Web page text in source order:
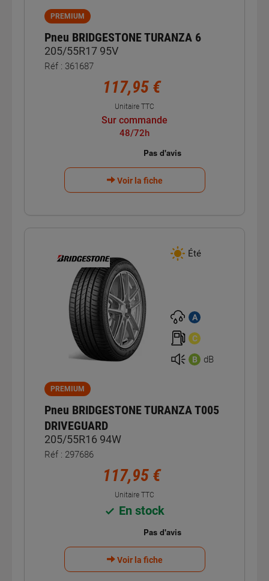
PREMIUM
Pneu BRIDGESTONE TURANZA 6
205/55R17 95V
Réf : 361687
117,95 €
Unitaire TTC
Sur commande
48/72h
Voir la fiche
Été
A
C
B dB
PREMIUM
Pneu BRIDGESTONE TURANZA T005
DRIVEGUARD
205/55R16 94W
Réf : 297686
117,95 €
Unitaire TTC
En stock
Voir la fiche